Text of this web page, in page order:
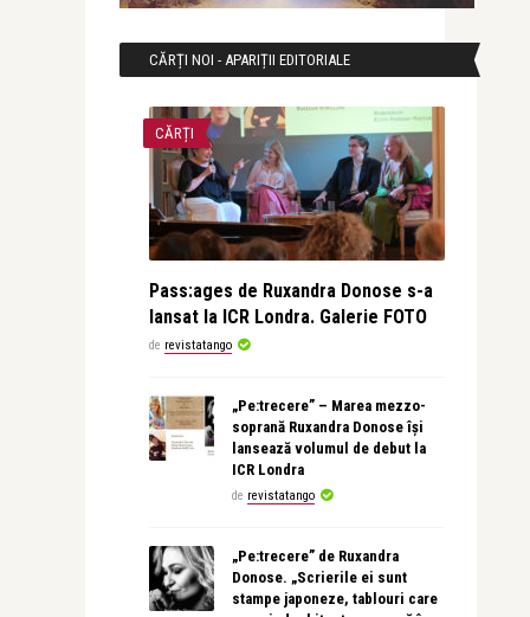
CĂRȚI NOI - APARIȚII EDITORIALE
CĂRȚI
Pass:ages de Ruxandra Donose s-a
lansat la ICR Londra. Galerie FOTO
de revistatango
„Pe:trecere” – Marea mezzo-
soprană Ruxandra Donose își
lansează volumul de debut la
ICR Londra
de revistatango
„Pe:trecere” de Ruxandra
Donose. „Scrierile ei sunt
stampe japoneze, tablouri care